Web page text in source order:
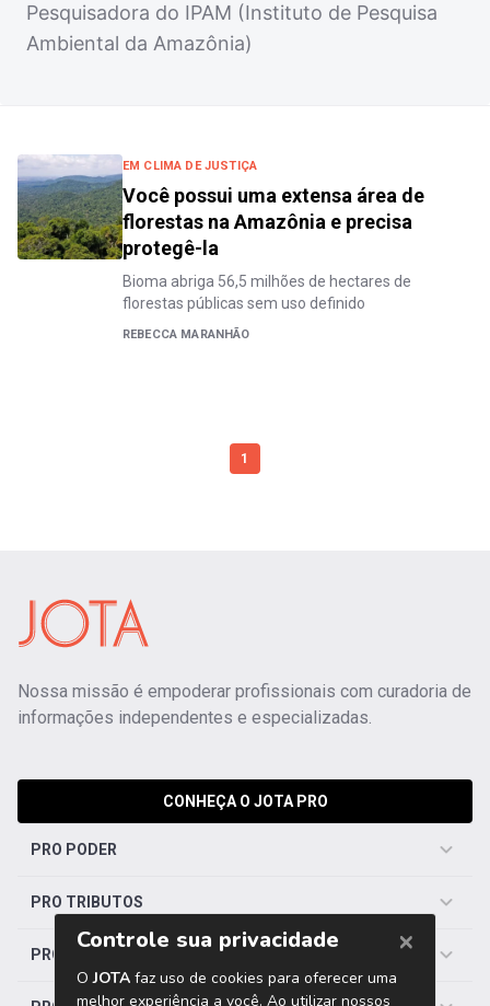
Pesquisadora do IPAM (Instituto de Pesquisa
Ambiental da Amazônia)
EM CLIMA DE JUSTIÇA
Você possui uma extensa área de
florestas na Amazônia e precisa
protegê-la
Bioma abriga 56,5 milhões de hectares de
florestas públicas sem uso definido
REBECCA MARANHÃO
1
Nossa missão é empoderar profissionais com curadoria de
informações independentes e especializadas.
CONHEÇA O JOTA PRO
PRO PODER
PRO TRIBUTOS
PRO TRABALHISTA